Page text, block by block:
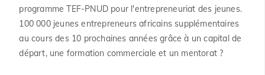
programme TEF-PNUD pour l'entrepreneuriat des jeunes.
100 000 jeunes entrepreneurs africains supplémentaires
au cours des 10 prochaines années grâce à un capital de
départ, une formation commerciale et un mentorat ?